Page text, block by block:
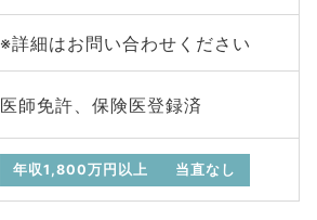
※詳細はお問い合わせください
医師免許、保険医登録済
年収1,800万円以上 当直なし